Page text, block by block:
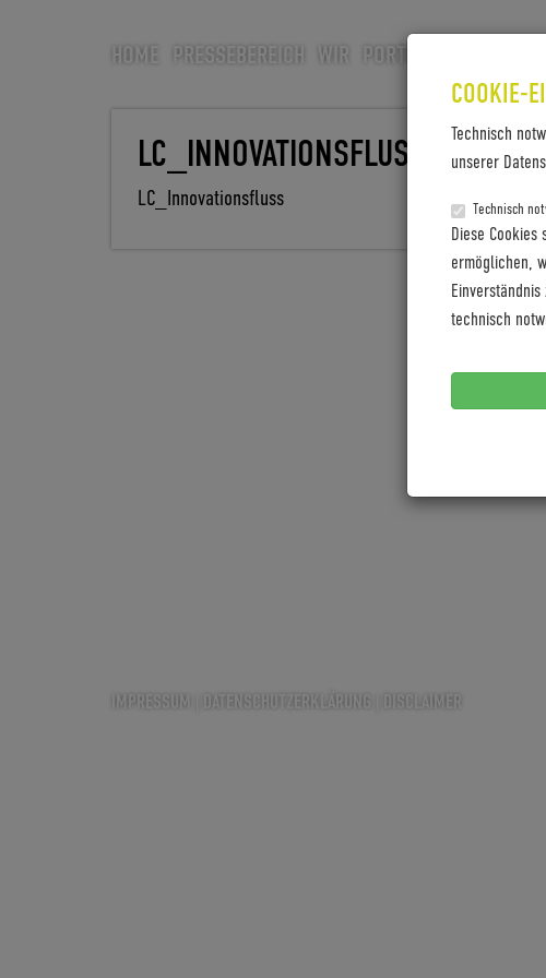
COOKIE-
Technisch
unserer
Technisch
Diese
ermöglichen,
technisch
HOME PRESSEBEREICH WIR PORTFOLIO
LC_INNOVATIONSFLUSS
LC_Innovationsfluss
IMPRESSUM DATENSCHUTZERKLÄRUNG DISCLAIMER